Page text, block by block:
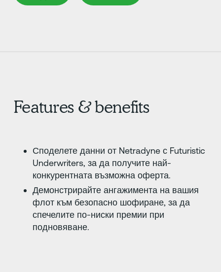
Features & benefits
Споделете данни от Netradyne с Futuristic
Underwriters, за да получите най-
конкурентната възможна оферта.
Демонстрирайте ангажимента на вашия
флот към безопасно шофиране, за да
спечелите по-ниски премии при
подновяване.